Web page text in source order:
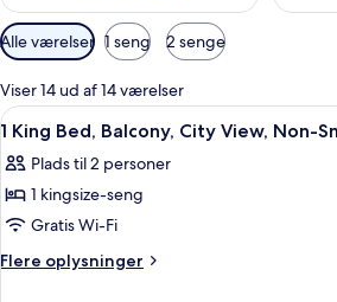
Tilgængelige
filtre
for
værelser
Alle værelser 1 seng 2 senge
Viser 14 ud af 14 værelser
Indlæs
alle
billeder
af
1
King
Et
6
1 King Bed, Balcony, City View, Non-
Plads til 2 personer
1 kingsize-seng
Gratis Wi-Fi
Flere oplysninger
Flere